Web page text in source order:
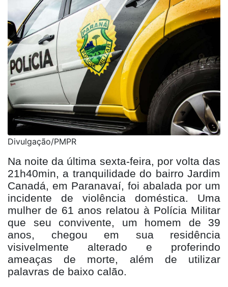
Divulgação/PMPR
Na noite da última sexta-feira, por volta das
21h40min, a tranquilidade do bairro Jardim
Canadá, em Paranavaí, foi abalada por um
incidente de violência doméstica. Uma
mulher de 61 anos relatou à Polícia Militar
que seu convivente, um homem de 39
anos, chegou em sua residência
visivelmente alterado e proferindo
ameaças de morte, além de utilizar
palavras de baixo calão.